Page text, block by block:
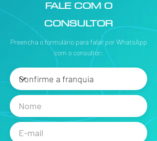
FALE COM O
CONSULTOR
Preencha o formulário para falar por WhatsApp
com o consultor: